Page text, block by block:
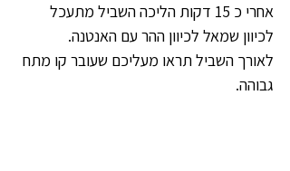
אחרי כ 15 דקות הליכה השביל מתעכל
לכיוון שמאל לכיוון ההר עם האנטנה.
לאורך השביל תראו מעליכם שעובר קו מתח
גבוהה.